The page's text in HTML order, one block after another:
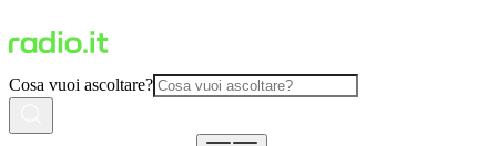
Cosa vuoi ascoltare?